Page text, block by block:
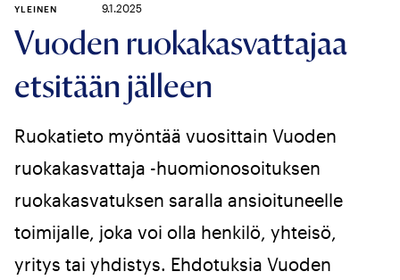
Vuoden ruokakasvattajaa
etsitään jälleen
YLEINEN 9.1.2025
Ruokatieto myöntää vuosittain Vuoden
ruokakasvattaja -huomionosoituksen
ruokakasvatuksen saralla ansioituneelle
toimijalle, joka voi olla henkilö, yhteisö,
yritys tai yhdistys. Ehdotuksia Vuoden